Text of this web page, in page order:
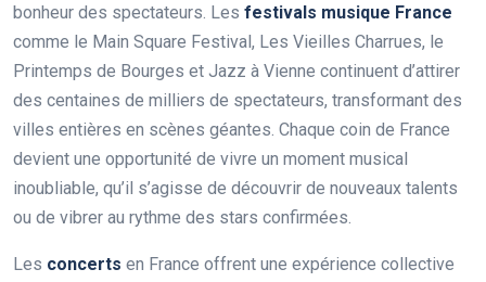
bonheur des spectateurs. Les festivals musique France
comme le Main Square Festival, Les Vieilles Charrues, le
Printemps de Bourges et Jazz à Vienne continuent d’attirer
des centaines de milliers de spectateurs, transformant des
villes entières en scènes géantes. Chaque coin de France
devient une opportunité de vivre un moment musical
inoubliable, qu’il s’agisse de découvrir de nouveaux talents
ou de vibrer au rythme des stars confirmées.
Les concerts en France offrent une expérience collective